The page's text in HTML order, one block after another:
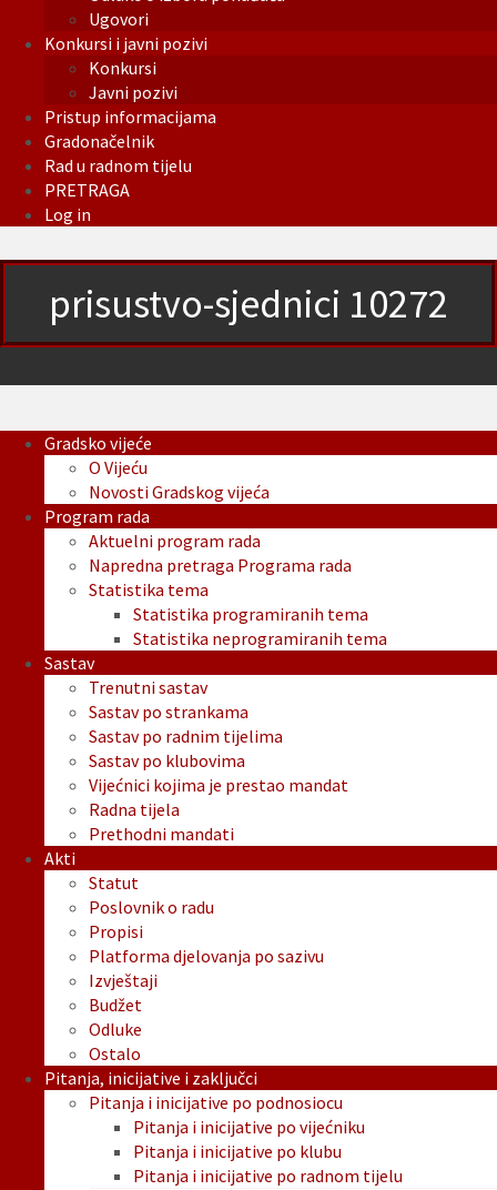
Ugovori
Konkursi i javni pozivi
Konkursi
Javni pozivi
Pristup informacijama
Gradonačelnik
Rad u radnom tijelu
PRETRAGA
Log in
prisustvo-sjednici 10272
Gradsko vijeće
O Vijeću
Novosti Gradskog vijeća
Program rada
Aktuelni program rada
Napredna pretraga Programa rada
Statistika tema
Statistika programiranih tema
Statistika neprogramiranih tema
Sastav
Trenutni sastav
Sastav po strankama
Sastav po radnim tijelima
Sastav po klubovima
Vijećnici kojima je prestao mandat
Radna tijela
Prethodni mandati
Akti
Statut
Poslovnik o radu
Propisi
Platforma djelovanja po sazivu
Izvještaji
Budžet
Odluke
Ostalo
Pitanja, inicijative i zaključci
Pitanja i inicijative po podnosiocu
Pitanja i inicijative po vijećniku
Pitanja i inicijative po klubu
Pitanja i inicijative po radnom tijelu